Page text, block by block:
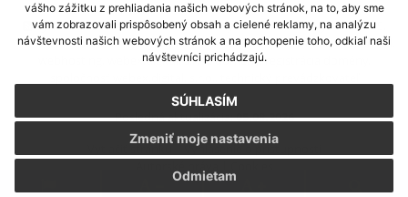
vášho zážitku z prehliadania našich webových stránok, na to, aby sme
vám zobrazovali prispôsobený obsah a cielené reklamy, na analýzu
návštevnosti našich webových stránok a na pochopenie toho, odkiaľ naši
návštevníci prichádzajú.
SÚHLASÍM
Odmietam
Zmeniť moje nastavenia
využite možnosť získavania aktuálnych informácií s využitím RSS
CMS systém (redakčný) systém ECHELON 2,Mapa stránok,web portál
webex.digital, s.r.o.,domény,registrácia domény
Posledná aktualizácia:05.08.2026
Vytlačiť stránku|Vyhlásenie o prístupnosti